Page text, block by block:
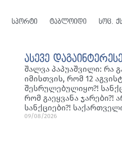
სპორტი ტაბლოიდი სოც.
ასევე
შალვა პაპუაშვილი: რა
იმისთვის, რომ 12
შესრულებულიყო?!
რომ გაეყვანა ჯარები?!
სანქციები?!
09/08/2026